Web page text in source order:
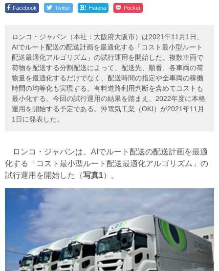
Facebook Twitter ! Hatena Pocket
ロンコ・ジャパン（本社：大阪府大阪市）は2021年11月1日、
AIでルート配送の配送計画を最適化する「コスト最小型ルート
配送最適化アルゴリズム」の試行運用を開始した。複数車両で
荷物を配送する分割配送によって、配送先、順番、各車両の荷
物量を最適化するだけでなく、配送時間の指定や全車両の稼働
時間の均等化も実現する。有料道路利用判断を含めてコストも
最小化する。今回の試行運用の結果を踏まえ、2022年度に本格
運用を開始する予定である。沖電気工業（OKI）が2021年11月
1日に発表した。
ロンコ・ジャパンは、AIでルート配送の配送計画を最適
化する「コスト最小型ルート配送最適化アルゴリズム」の
試行運用を開始した（写真1）。